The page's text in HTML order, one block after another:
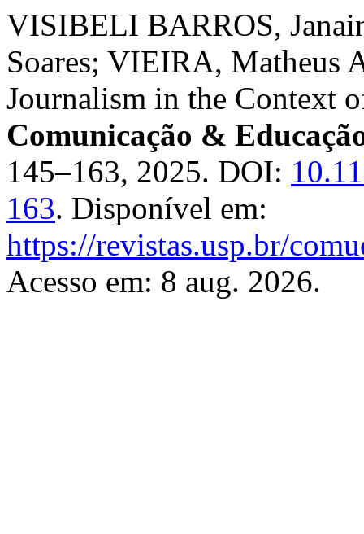
VISIBELI BARROS,
Soares; VIEIRA, Matheus
Journalism in the Context
Comunicação &
145–163, 2025. DOI:
163. Disponível em:
https://revistas.usp.br/
Acesso em: 8 aug. 2026.